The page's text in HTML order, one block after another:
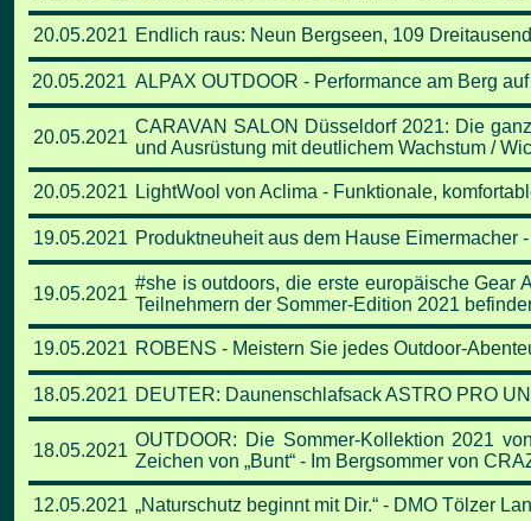
20.05.2021 Endlich raus: Neun Bergseen, 109
20.05.2021 ALPAX OUTDOOR - Performance am Berg
20.05.2021
CARAVAN SALON Düsseldorf 2021: Die
und Ausrüstung mitdeutlichem Wachstum /
20.05.2021 LightWool von Aclima - Funktionale,
19.05.2021 Produktneuheit aus dem Hause Eimermacher
19.05.2021
#she is outdoors, die erste europäische Gear
Teilnehmern der Sommer-Edition 2021
19.05.2021 ROBENS - Meistern Sie jedes Outdoor-
18.05.2021 DEUTER: Daunenschlafsack ASTRO PRO
18.05.2021
OUTDOOR: Die Sommer-Kollektion 2021
Zeichen von „Bunt“ - Im Bergsommer von
12.05.2021 „Naturschutz beginnt mit Dir.“ - DMO Tölzer